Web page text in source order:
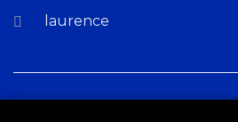
laurence